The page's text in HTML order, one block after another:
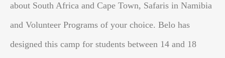
about South Africa and Cape Town, Safaris in Namibia
and Volunteer Programs of your choice. Belo has
designed this camp for students between 14 and 18